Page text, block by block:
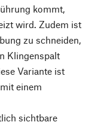
kommt,
wird. Zudem ist
zu schneiden,
Klingenspalt
Variante ist
einem
sichtbare